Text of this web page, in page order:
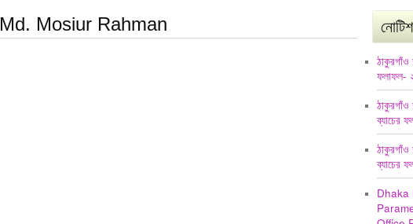
Md. Mosiur Rahman নোটিশ
ফলাফল-
ব্যাচের
ব্যাচের
Dhaka